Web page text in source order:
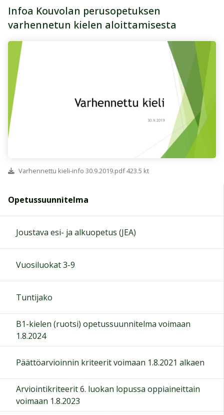
Infoa Kouvolan perusopetuksen
varhennetun kielen aloittamisesta
Varhennettu kieli-info 30.9.2019.pdf 423.5 kt
Opetussuunnitelma
Joustava esi- ja alkuopetus (JEA)
Vuosiluokat 3-9
Tuntijako
B1-kielen (ruotsi) opetussuunnitelma voimaan
1.8.2024
Päättöarvioinnin kriteerit voimaan 1.8.2021 alkaen
Arviointikriteerit 6. luokan lopussa oppiaineittain
voimaan 1.8.2023